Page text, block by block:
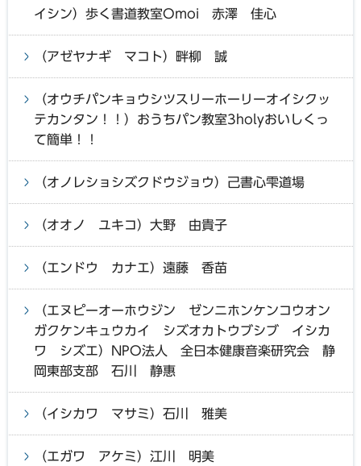
イシン）歩く書道教室Omoi 赤澤 佳心
（アゼヤナギ マコト）畔柳 誠
（オウチパンキョウシツスリーホーリーオイシクッ
テカンタン！！）おうちパン教室3holyおいしくっ
て簡単！！
（オノレショシズクドウジョウ）己書心雫道場
（オオノ ユキコ）大野 由貴子
（エンドウ カナエ）遠藤 香苗
（エヌピーオーホウジン ゼンニホンケンコウオン
ガクケンキュウカイ シズオカトウブシブ イシカ
ワ シズエ）NPO法人 全日本健康音楽研究会 静
岡東部支部 石川 静惠
（イシカワ マサミ）石川 雅美
（エガワ アケミ）江川 明美